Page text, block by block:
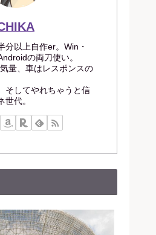
分以上自作er。Win・
の両刀使い。
量、車はレスポンスの
そしてやれちゃうと信
世代。